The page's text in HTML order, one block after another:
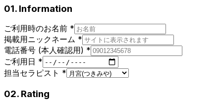
01. Information
ご利用時のお名前 *
掲載用ニックネーム *
電話番号 (本人確認用) *
ご利用日 *
担当セラピスト *
02. Rating